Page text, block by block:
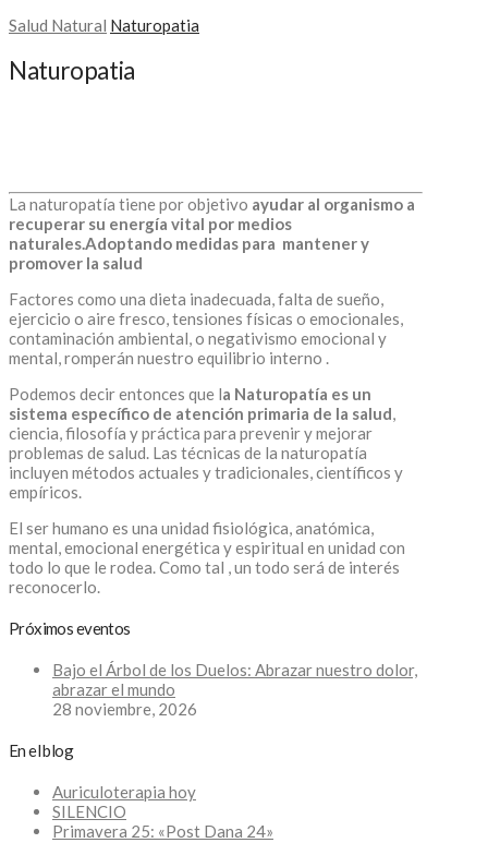
Salud Natural Naturopatia
Naturopatia
La naturopatía tiene por objetivo ayudar al organismo a
recuperar su energía vital por medios
naturales.Adoptando medidas para mantener y
promover la salud
Factores como una dieta inadecuada, falta de sueño,
ejercicio o aire fresco, tensiones físicas o emocionales,
contaminación ambiental, o negativismo emocional y
mental, romperán nuestro equilibrio interno .
Podemos decir entonces que la Naturopatía es un
sistema específico de atención primaria de la salud,
ciencia, filosofía y práctica para prevenir y mejorar
problemas de salud. Las técnicas de la naturopatía
incluyen métodos actuales y tradicionales, científicos y
empíricos.
El ser humano es una unidad fisiológica, anatómica,
mental, emocional energética y espiritual en unidad con
todo lo que le rodea. Como tal , un todo será de interés
reconocerlo.
Próximos eventos
Bajo el Árbol de los Duelos: Abrazar nuestro dolor,
abrazar el mundo
28 noviembre, 2026
En el blog
Auriculoterapia hoy
SILENCIO
Primavera 25: «Post Dana 24»